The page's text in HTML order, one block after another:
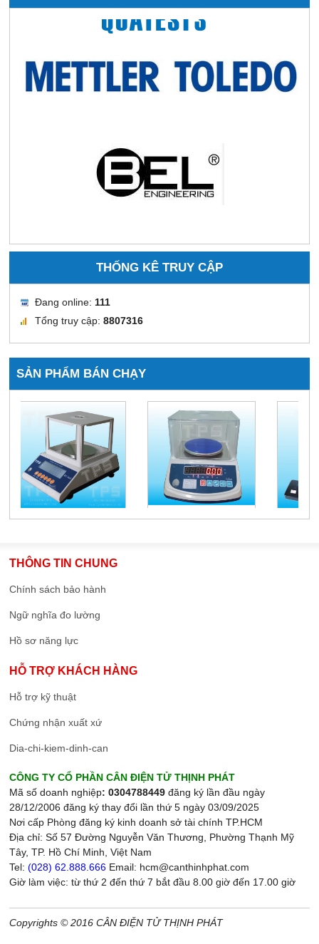
THỐNG KÊ TRUY CẬP
Đang online: 111
Tổng truy cập:8807316
SẢN PHẨM BÁN CHẠY
THÔNG TIN CHUNG
Chính sách bảo hành
Ngữ nghĩa đo lường
Hồ sơ năng lực
HỖ TRỢ KHÁCH HÀNG
Hỗ trợ kỹ thuật
Chứng nhận xuất xứ
Dia-chi-kiem-dinh-can
CÔNG TY CỔ PHẦN CÂN ĐIỆN TỬ THỊNH PHÁT
Mã số doanh nghiệp: 0304788449 đăng ký lần đầu ngày
28/12/2006 đăng ký thay đổi lần thứ 5 ngày 03/09/2025
Nơi cấp Phòng đăng ký kinh doanh sở tài chính TP.HCM
Địa chỉ: Số 57 Đường Nguyễn Văn Thương, Phường Thạnh Mỹ
Tây, TP. Hồ Chí Minh, Việt Nam
Tel:(028) 62.888.666 Email: hcm@canthinhphat.com
Giờ làm việc: từ thứ 2 đến thứ 7 bắt đầu 8.00 giờ đến 17.00 giờ
Copyrights © 2016 CÂN ĐIỆN TỬ THỊNH PHÁT